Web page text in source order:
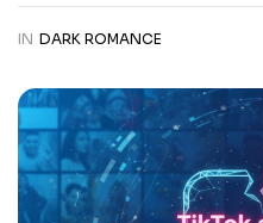
IN DARK ROMANCE